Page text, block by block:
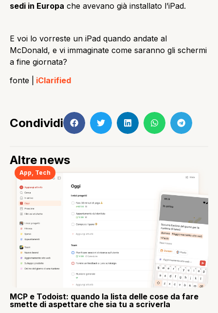
sedi in Europa che avevano già installato l’iPad.
E voi lo vorreste un iPad quando andate al
McDonald, e vi immaginate come saranno gli schermi
a fine giornata?
fonte |
iClarified
Condividi
Altre news
App, Tech
MCP e Todoist: quando la lista delle cose da fare
smette di aspettare che sia tu a scriverla